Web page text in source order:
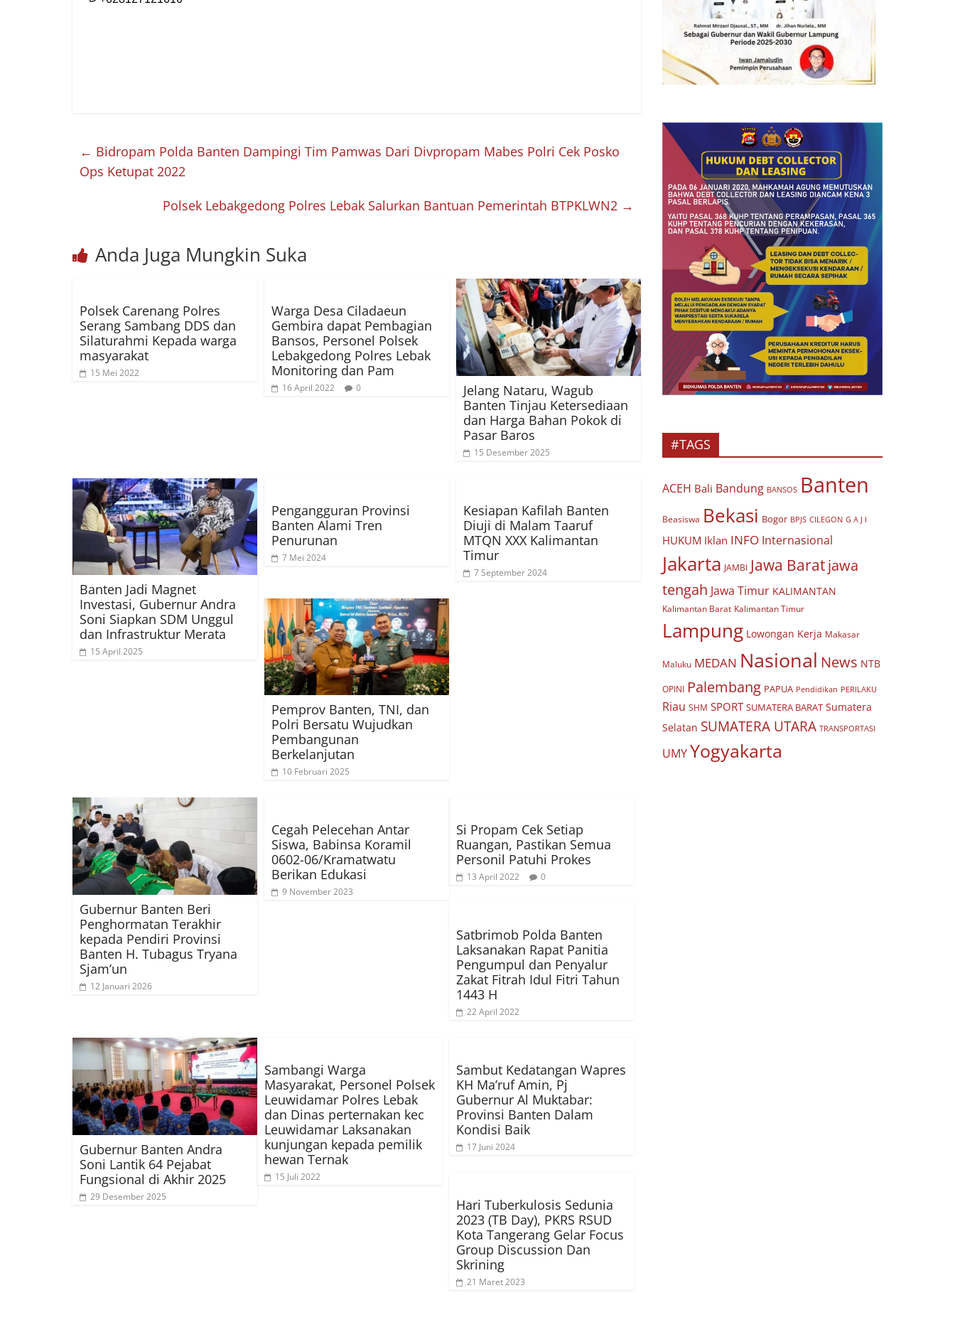
← Bidropam Polda Banten Dampingi Tim Pamwas Dari Divpropam Mabes Polri Cek Posko
Ops Ketupat 2022
Polsek Lebakgedong Polres Lebak Salurkan Bantuan Pemerintah BTPKLWN2 →
Anda Juga Mungkin Suka
Polsek Carenang Polres
Serang Sambang DDS dan
Silaturahmi Kepada warga
masyarakat
15 Mei 2022
Warga Desa Ciladaeun
Gembira dapat Pembagian
Bansos, Personel Polsek
Lebakgedong Polres Lebak
Monitoring dan Pam
16 April 2022 0
Jelang Nataru, Wagub
Banten Tinjau Ketersediaan
dan Harga Bahan Pokok di
Pasar Baros
15 Desember 2025
Banten Jadi Magnet
Investasi, Gubernur Andra
Soni Siapkan SDM Unggul
dan Infrastruktur Merata
15 April 2025
Pengangguran Provinsi
Banten Alami Tren
Penurunan
7 Mei 2024
Kesiapan Kafilah Banten
Diuji di Malam Taaruf
MTQN XXX Kalimantan
Timur
7 September 2024
Pemprov Banten, TNI, dan
Polri Bersatu Wujudkan
Pembangunan
Berkelanjutan
10 Februari 2025
Gubernur Banten Beri
Penghormatan Terakhir
kepada Pendiri Provinsi
Banten H. Tubagus Tryana
Sjam’un
12 Januari 2026
Cegah Pelecehan Antar
Siswa, Babinsa Koramil
0602-06/Kramatwatu
Berikan Edukasi
9 November 2023
Si Propam Cek Setiap
Ruangan, Pastikan Semua
Personil Patuhi Prokes
13 April 2022 0
Satbrimob Polda Banten
Laksanakan Rapat Panitia
Pengumpul dan Penyalur
Zakat Fitrah Idul Fitri Tahun
1443 H
22 April 2022
Gubernur Banten Andra
Soni Lantik 64 Pejabat
Fungsional di Akhir 2025
29 Desember 2025
Sambangi Warga
Masyarakat, Personel Polsek
Leuwidamar Polres Lebak
dan Dinas perternakan kec
Leuwidamar Laksanakan
kunjungan kepada pemilik
hewan Ternak
15 Juli 2022
Sambut Kedatangan Wapres
KH Ma’ruf Amin, Pj
Gubernur Al Muktabar:
Provinsi Banten Dalam
Kondisi Baik
17 Juni 2024
Hari Tuberkulosis Sedunia
2023 (TB Day), PKRS RSUD
Kota Tangerang Gelar Focus
Group Discussion Dan
Skrining
21 Maret 2023
#TAGS
ACEH Bali Bandung BANSOS Banten
Beasiswa Bekasi Bogor BPJS CILEGON G A J I
HUKUM Iklan INFO Internasional
Jakarta JAMBI Jawa Baratjawa
tengah Jawa Timur KALIMANTAN
Kalimantan Barat Kalimantan Timur
Lampung Lowongan Kerja Makasar
Maluku MEDAN Nasional News NTB
OPINI Palembang PAPUA Pendidikan PERILAKU
Riau SHM SPORT SUMATERA BARAT Sumatera
Selatan SUMATERA UTARA TRANSPORTASI
UMYYogyakarta